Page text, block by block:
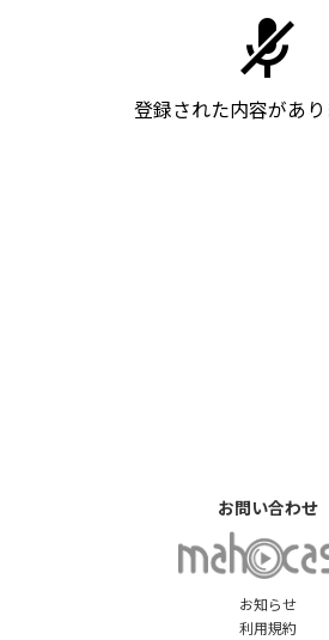
登録された内容があり
お知らせ
利用規約
お問い合わせ